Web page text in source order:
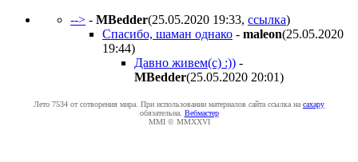
--> - MBedder(25.05.2020 19:33, ссылка)
Спасибо, шаман однако - maleon(25.05.2020
19:44)
Давно живем(с) :)) -
MBedder(25.05.2020 20:01)
Лето 7534 от сотворения мира. При использовании материалов сайта ссылка на caxapу
обязательна. Вебмастер
MMI © MMXXVI